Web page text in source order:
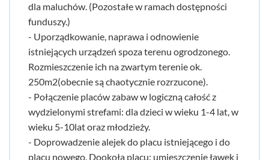
dla maluchów. (Pozostałe w ramach dostępności
funduszy.)
- Uporządkowanie, naprawa i odnowienie
istniejących urządzeń spoza terenu ogrodzonego.
Rozmieszczenie ich na zwartym terenie ok.
250m2(obecnie są chaotycznie rozrzucone).
- Połączenie placów zabaw w logiczną całość z
wydzielonymi strefami: dla dzieci w wieku 1-4 lat, w
wieku 5-10lat oraz młodzieży.
- Doprowadzenie alejek do placu istniejącego i do
placu nowego. Dookoła placu: umieszczenie ławek i